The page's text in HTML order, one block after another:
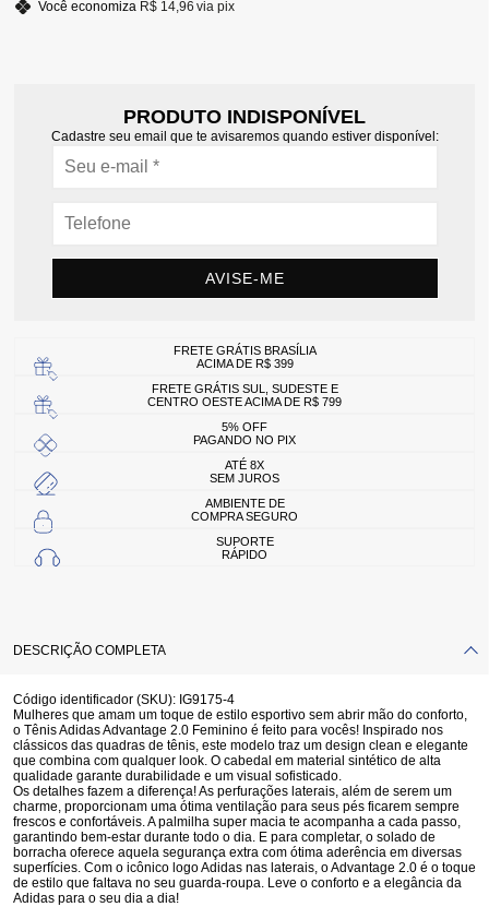
Você economiza R$ 14,96 via pix
PRODUTO INDISPONÍVEL
Cadastre seu email que te avisaremos quando estiver disponível:
AVISE-ME
FRETE GRÁTIS BRASÍLIA
ACIMA DE R$ 399
FRETE GRÁTIS SUL, SUDESTE E
CENTRO OESTE ACIMA DE R$ 799
5% OFF
PAGANDO NO PIX
ATÉ 8X
SEM JUROS
AMBIENTE DE
COMPRA SEGURO
SUPORTE
RÁPIDO
DESCRIÇÃO COMPLETA
Código identificador (SKU): IG9175-4
Mulheres que amam um toque de estilo esportivo sem abrir mão do conforto,
o Tênis Adidas Advantage 2.0 Feminino é feito para vocês! Inspirado nos
clássicos das quadras de tênis, este modelo traz um design clean e elegante
que combina com qualquer look. O cabedal em material sintético de alta
qualidade garante durabilidade e um visual sofisticado.
Os detalhes fazem a diferença! As perfurações laterais, além de serem um
charme, proporcionam uma ótima ventilação para seus pés ficarem sempre
frescos e confortáveis. A palmilha super macia te acompanha a cada passo,
garantindo bem-estar durante todo o dia. E para completar, o solado de
borracha oferece aquela segurança extra com ótima aderência em diversas
superfícies. Com o icônico logo Adidas nas laterais, o Advantage 2.0 é o toque
de estilo que faltava no seu guarda-roupa. Leve o conforto e a elegância da
Adidas para o seu dia a dia!